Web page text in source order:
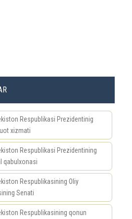
Respublikasi Prezidentinig
xizmati
Respublikasi Prezidentining
qabulxonasi
Respublikasining Oliy
Senati
Respublikasining qonun